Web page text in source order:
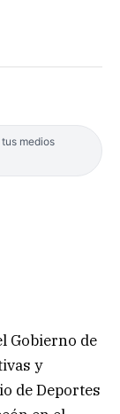
medios
Gobierno de
y
de Deportes